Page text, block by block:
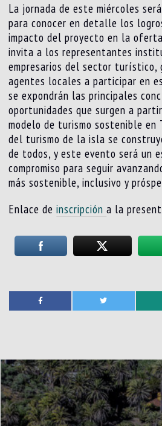
La jornada de este miércoles
para conocer en detalle los
impacto del proyecto en la
invita a los representantes
empresarios del sector turístico,
agentes locales a participar en
se expondrán las principales
oportunidades que surgen a
modelo de turismo sostenible
del turismo de la isla se
de todos, y este evento será un
compromiso para seguir
más sostenible, inclusivo y
Enlace deinscripcióna la